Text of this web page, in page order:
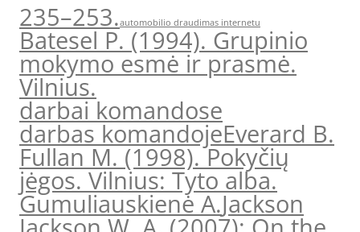
235–253.automobilio draudimas internetu
Batesel P. (1994). Grupinio
mokymo esmė ir prasmė.
Vilnius.
darbai komandose
darbas komandojeEverard B.
Fullan M. (1998). Pokyčių
jėgos. Vilnius: Tyto alba.
Gumuliauskienė A.Jackson